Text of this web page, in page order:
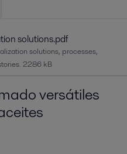
solutions.pdf
solutions, processes,
2286 kB
versátiles